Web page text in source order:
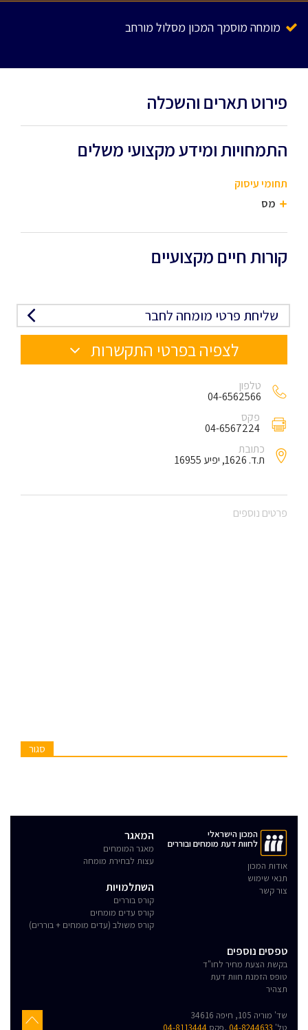
מומחה מוסמך המכון מסלול מורחב
פירוט תארים והשכלה
התמחויות ומידע מקצועי משלים
תחומי עיסוק
מס
קורות חיים מקצועיים
שליחת פרטי מומחה לחבר
לצפיה בפרטי התקשרות
טלפון
04-6562566
פקס
04-6567224
כתובת
ת.ד. 1626, יפיע 16955
פרטים נוספים
סגור
המכון הישראלי
לחוות דעת מומחים ובוררים
אודות המכון
תנאי שימוש
צור קשר
המאגר
מאגר המומחים
עצות לבחירת מומחה
השתלמויות
קורס בוררים
קורס עדים מומחים
קורס משולב (עדים מומחים + בוררים)
טפסים נוספים
בקשת הצעת מחיר לחו"ד
טופס הזמנת חוות דעת
תצהיר
שד' מוריה 105, חיפה 34616
טל' 04-8244633 ,פקס 04-8113444